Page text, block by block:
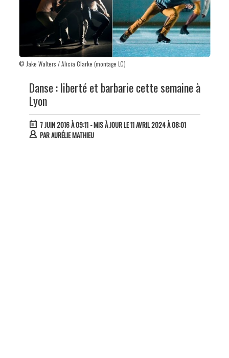
© Jake Walters / Alicia Clarke (montage LC)
Danse : liberté et barbarie cette semaine à
Lyon
7 JUIN 2016 À 09:11- MIS À JOUR LE 11 AVRIL 2024 À 08:01
PARAURÉLIE MATHIEU